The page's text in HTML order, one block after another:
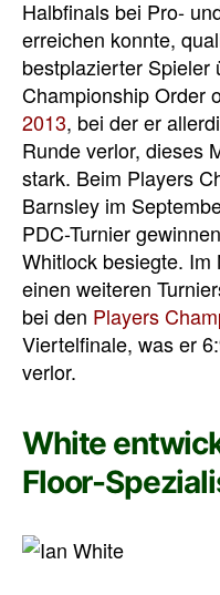
Halbfinals bei Pro-
erreichen konnte,
bestplazierter Spieler
Championship Order
2013, bei der er
Runde verlor, dieses
stark. Beim Players
Barnsley im
PDC-Turnier
Whitlock besiegte. Im
einen weiteren
bei den Players
Viertelfinale, was er
verlor.
White
Floor-